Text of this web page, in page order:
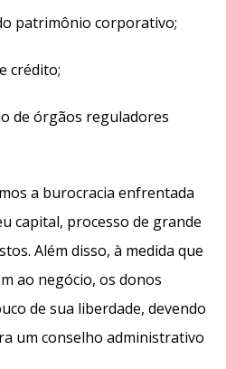
patrimônio corporativo;
crédito;
de órgãos reguladores
a burocracia enfrentada
capital, processo de grande
Além disso, à medida que
ao negócio, os donos
de sua liberdade, devendo
um conselho administrativo